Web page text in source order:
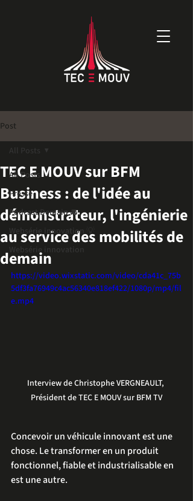
Post
All Posts
Presse
Podcast Demain 🚘
Websérie innovation 💡
Websérie innovation
All Posts
TEC E MOUV sur BFM
Business : de l'idée au
démonstrateur, l'ingénierie
au service des mobilités de
demain
https://video.wixstatic.com/video/cda41c_75b
5df3fa76949c4ac56340e818ef422/1080p/mp4/fil
e.mp4
Interview de Christophe VERGNEAULT,
Président de TEC E MOUV sur BFM TV
Concevoir un véhicule innovant est une
chose. Le transformer en un produit
fonctionnel, fiable et industrialisable en
est une autre.